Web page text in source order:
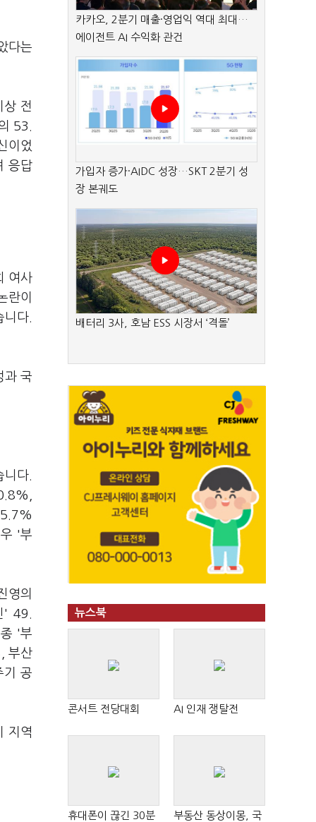
다는
전
53.
이었
응답
여사
란이
다.
과 국
다.
'부
영의
' 49.
'부
부산
기 공
지역
카카오, 2분기 매출·영업익 역대 최대…
에이전트 AI 수익화 관건
가입자 증가·AIDC 성장…SKT 2분기 성
장 본궤도
배터리 3사, 호남 ESS 시장서 ‘격돌’
뉴스북
콘서트 전당대회 AI 인재 쟁탈전
휴대폰이 끊긴 30분
부동산 동상이몽, 국